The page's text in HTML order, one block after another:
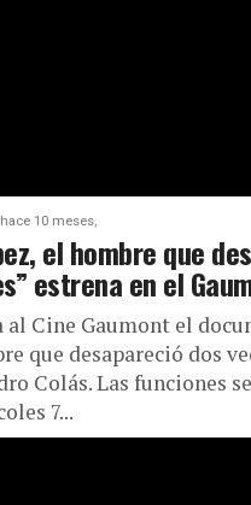
hace 10 meses,
el hombre que
estrena en el
al Cine Gaumont el
que desapareció dos
Colás. Las funciones
7...